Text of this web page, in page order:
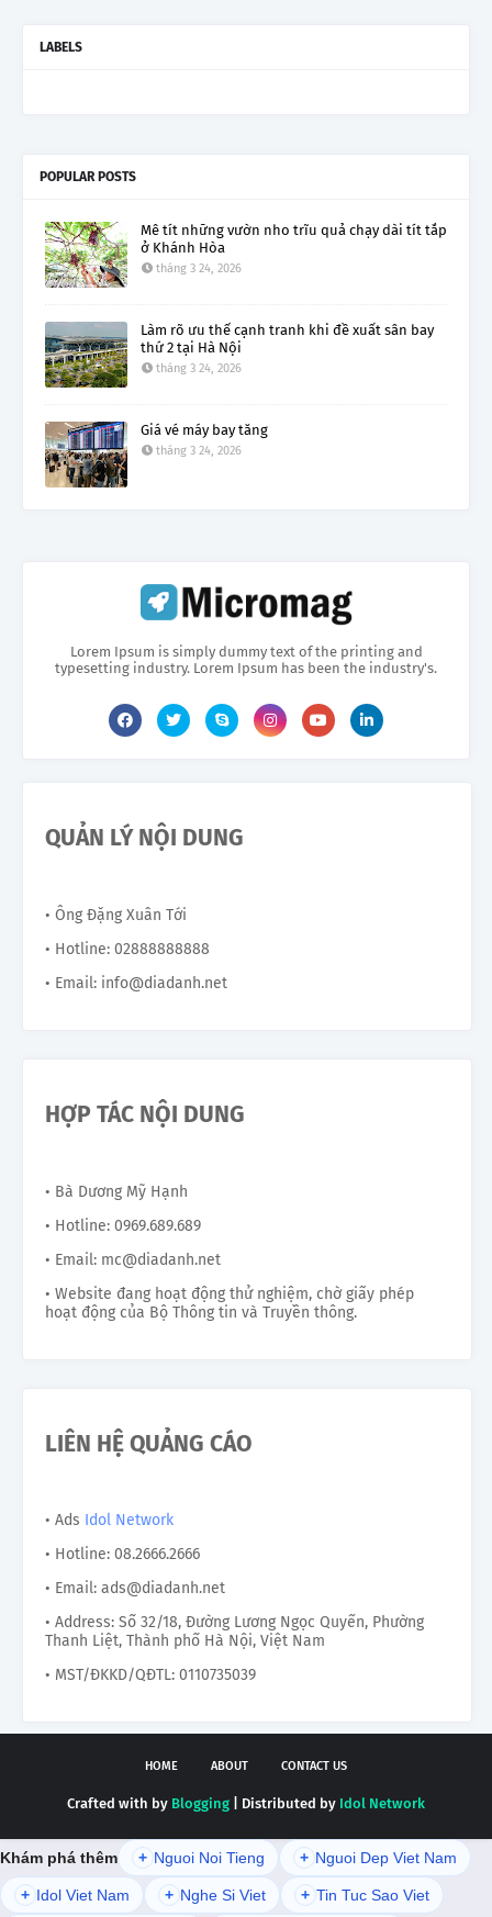
LABELS
POPULAR POSTS
Mê tít những vườn nho trĩu quả chạy dài tít tắp
ở Khánh Hòa
tháng 3 24, 2026
Làm rõ ưu thế cạnh tranh khi đề xuất sân bay
thứ 2 tại Hà Nội
tháng 3 24, 2026
Giá vé máy bay tăng
tháng 3 24, 2026
Lorem Ipsum is simply dummy text of the printing and
typesetting industry. Lorem Ipsum has been the industry's.
QUẢN LÝ NỘI DUNG
• Ông Đặng Xuân Tới
• Hotline: 02888888888
• Email: info@diadanh.net
HỢP TÁC NỘI DUNG
• Bà Dương Mỹ Hạnh
• Hotline: 0969.689.689
• Email: mc@diadanh.net
• Website đang hoạt động thử nghiệm, chờ giấy phép
hoạt động của Bộ Thông tin và Truyền thông.
LIÊN HỆ QUẢNG CÁO
• Ads Idol Network
• Hotline: 08.2666.2666
• Email: ads@diadanh.net
• Address: Số 32/18, Đường Lương Ngọc Quyến, Phường
Thanh Liệt, Thành phố Hà Nội, Việt Nam
• MST/ĐKKD/QĐTL: 0110735039
HOME ABOUT CONTACT US
Crafted with by Blogging | Distributed by Idol Network
Khám phá thêm + Nguoi Noi Tieng + Nguoi Dep Viet Nam
+ Idol Viet Nam + Nghe Si Viet + Tin Tuc Sao Viet